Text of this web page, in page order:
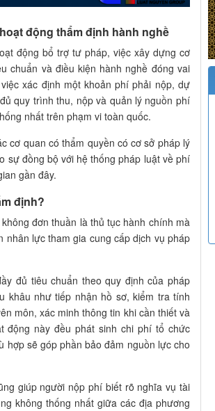
động thẩm định hành nghề
động bổ trợ tư pháp, việc xây dựng cơ
chuẩn và điều kiện hành nghề đóng vai
xác định một khoản phí phải nộp, dự
quy trình thu, nộp và quản lý nguồn phí
nhất trên phạm vi toàn quốc.
cơ quan có thẩm quyền có cơ sở pháp lý
sự đồng bộ với hệ thống pháp luật về phí
gần đây.
định?
đơn thuần là thủ tục hành chính mà
nhân lực tham gia cung cấp dịch vụ pháp
đủ tiêu chuẩn theo quy định của pháp
khâu như tiếp nhận hồ sơ, kiểm tra tính
môn, xác minh thông tin khi cần thiết và
động này đều phát sinh chi phí tổ chức
hợp sẽ góp phần bảo đảm nguồn lực cho
giúp người nộp phí biết rõ nghĩa vụ tài
không thống nhất giữa các địa phương